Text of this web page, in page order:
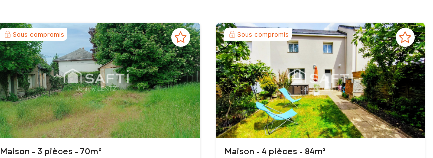
Sous compromis
Maison - 3 pièces - 70m²
Sous compromis
Maison - 4 pièces - 84m²